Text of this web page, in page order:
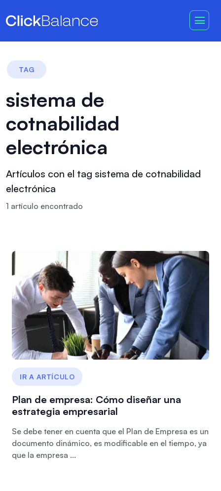
TAG
sistema de
cotnabilidad
electrónica
Artículos con el tag sistema de cotnabilidad
electrónica
1 artículo encontrado
IR A ARTÍCULO
Plan de empresa: Cómo diseñar una
estrategia empresarial
Se debe tener en cuenta que el Plan de Empresa es un
documento dinámico, es modificable en el tiempo, ya
que la empresa ...